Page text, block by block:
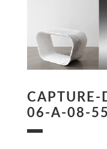
06-A-08-